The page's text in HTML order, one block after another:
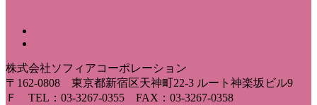
株式会社ソフィアコーポレーション
〒162-0808 東京都新宿区天神町22-3 ルート神楽坂ビル9
Ｆ TEL：03-3267-0355 FAX：03-3267-0358